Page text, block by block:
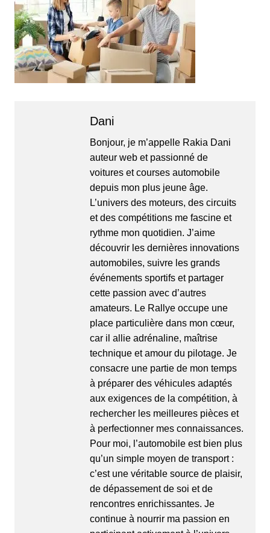
Dani
Bonjour, je m’appelle Rakia Dani
auteur web et passionné de
voitures et courses automobile
depuis mon plus jeune âge.
L’univers des moteurs, des circuits
et des compétitions me fascine et
rythme mon quotidien. J’aime
découvrir les dernières innovations
automobiles, suivre les grands
événements sportifs et partager
cette passion avec d’autres
amateurs. Le Rallyeoccupe une
place particulière dans mon cœur,
car il allie adrénaline, maîtrise
technique et amour du pilotage. Je
consacre une partie de mon temps
à préparer des véhicules adaptés
aux exigences de la compétition, à
rechercher les meilleures pièces et
à perfectionner mes connaissances.
Pour moi, l’automobile est bien plus
qu’un simple moyen de transport :
c’est une véritable source de plaisir,
de dépassement de soi et de
rencontres enrichissantes. Je
continue à nourrir ma passion en